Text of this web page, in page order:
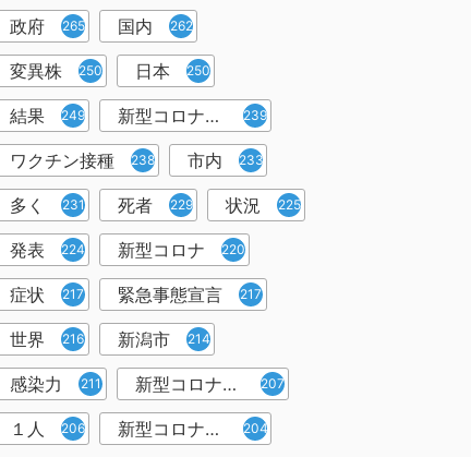
政府 265 国内 262
変異株 250 日本 250
結果 249 新型コロナウイルスワクチン 239
ワクチン接種 238 市内 233
多く 231 死者 229 状況 225
発表 224 新型コロナ 220
症状 217 緊急事態宣言 217
世界 216 新潟市 214
感染力 211 新型コロナウイルス感染者 207
１人 206 新型コロナウイルス対策 204